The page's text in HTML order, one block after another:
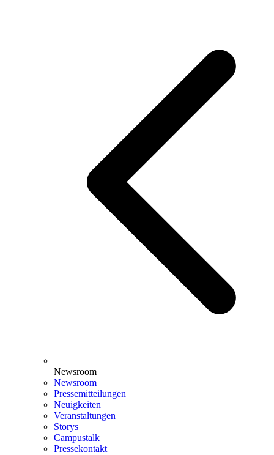
Newsroom
Newsroom
Pressemitteilungen
Neuigkeiten
Veranstaltungen
Storys
Campustalk
Pressekontakt